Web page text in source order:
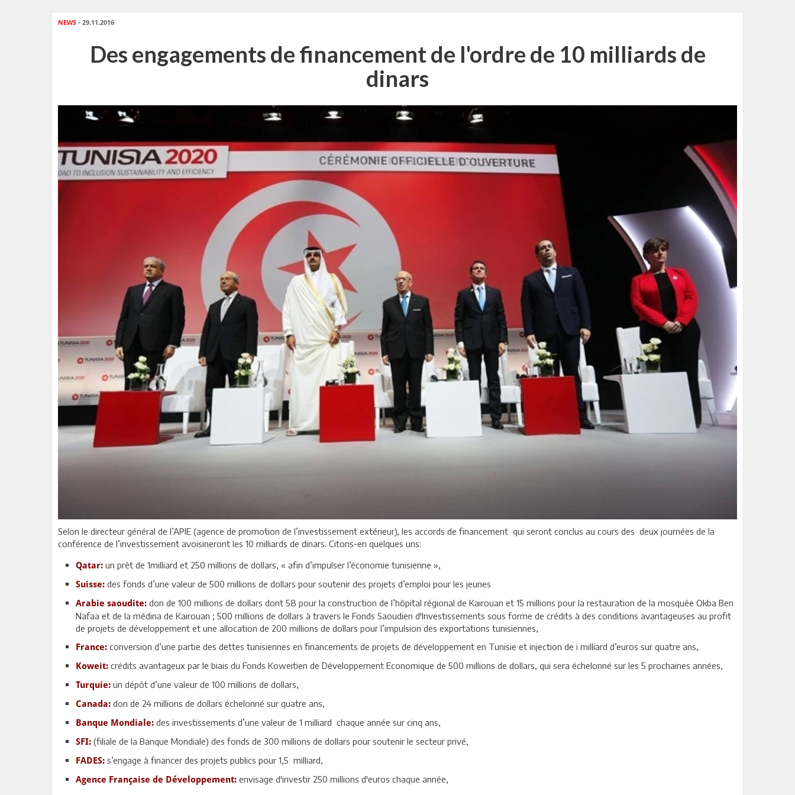
NEWS - 29.11.2016
Des engagements de financement de l'ordre de 10 milliards de
dinars
Selon le directeur général de l’APIE (agence de promotion de l’investissement extérieur), les accords de financement qui seront conclus au cours des deux journées de la
conférence de l’investissement avoisineront les 10 milliards de dinars. Citons-en quelques uns:
Qatar: un prêt de 1milliard et 250 millions de dollars, « afin d’impulser l’économie tunisienne »,
Suisse: des fonds d’une valeur de 500 millions de dollars pour soutenir des projets d’emploi pour les jeunes
Arabie saoudite: don de 100 millions de dollars dont 58 pour la construction de l’hôpital régional de Kairouan et 15 millions pour la restauration de la mosquée Okba Ben
Nafaa et de la médina de Kairouan ; 500 millions de dollars à travers le Fonds Saoudien d'Investissements sous forme de crédits à des conditions avantageuses au profit
de projets de développement et une allocation de 200 millions de dollars pour l’impulsion des exportations tunisiennes,
France: conversion d’une partie des dettes tunisiennes en financements de projets de développement en Tunisie et injection de i milliard d’euros sur quatre ans,
Koweit: crédits avantageux par le biais du Fonds Koweitien de Développement Economique de 500 millions de dollars, qui sera échelonné sur les 5 prochaines années,
Turquie: un dépôt d’une valeur de 100 millions de dollars,
Canada: don de 24 millions de dollars échelonné sur quatre ans,
Banque Mondiale: des investissements d’une valeur de 1 milliard chaque année sur cinq ans,
SFI: (filiale de la Banque Mondiale) des fonds de 300 millions de dollars pour soutenir le secteur privé,
FADES: s’engage à financer des projets publics pour 1,5 milliard,
Agence Française de Développement: envisage d'investir 250 millions d'euros chaque année,